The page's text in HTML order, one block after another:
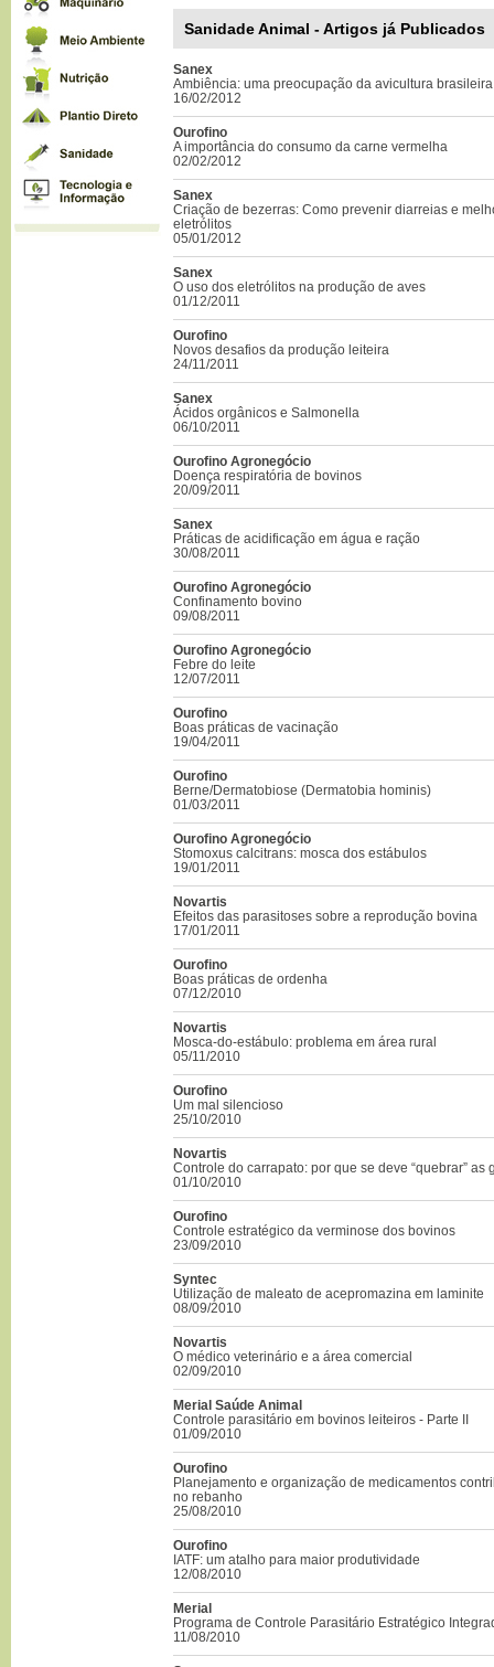
Sanidade Animal - Artigos já Publicados
Sanex
Ambiência: uma preocupação da avicultura brasileira
16/02/2012
Ourofino
A importância do consumo da carne vermelha
02/02/2012
Sanex
Criação de bezerras: Como prevenir diarreias e
eletrólitos
05/01/2012
Sanex
O uso dos eletrólitos na produção de aves
01/12/2011
Ourofino
Novos desafios da produção leiteira
24/11/2011
Sanex
Ácidos orgânicos e Salmonella
06/10/2011
Ourofino Agronegócio
Doença respiratória de bovinos
20/09/2011
Sanex
Práticas de acidificação em água e ração
30/08/2011
Ourofino Agronegócio
Confinamento bovino
09/08/2011
Ourofino Agronegócio
Febre do leite
12/07/2011
Ourofino
Boas práticas de vacinação
19/04/2011
Ourofino
Berne/Dermatobiose (Dermatobia hominis)
01/03/2011
Ourofino Agronegócio
Stomoxus calcitrans: mosca dos estábulos
19/01/2011
Novartis
Efeitos das parasitoses sobre a reprodução bovina
17/01/2011
Ourofino
Boas práticas de ordenha
07/12/2010
Novartis
Mosca-do-estábulo: problema em área rural
05/11/2010
Ourofino
Um mal silencioso
25/10/2010
Novartis
Controle do carrapato: por que se deve “quebrar” as
01/10/2010
Ourofino
Controle estratégico da verminose dos bovinos
23/09/2010
Syntec
Utilização de maleato de acepromazina em laminite
08/09/2010
Novartis
O médico veterinário e a área comercial
02/09/2010
Merial Saúde Animal
Controle parasitário em bovinos leiteiros - Parte II
01/09/2010
Ourofino
Planejamento e organização de medicamentos
no rebanho
25/08/2010
Ourofino
IATF: um atalho para maior produtividade
12/08/2010
Merial
Programa de Controle Parasitário Estratégico
11/08/2010